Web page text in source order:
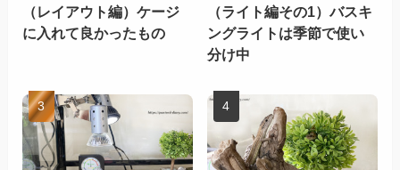
（レイアウト編）ケージ
に入れて良かったもの
（ライト編その1）バスキ
ングライトは季節で使い
分け中